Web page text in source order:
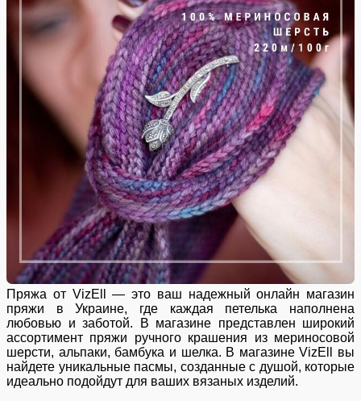
Пряжа от VizEll — это ваш надежный онлайн магазин
пряжи в Украине, где каждая петелька наполнена
любовью и заботой. В магазине представлен широкий
ассортимент пряжи ручного крашения из мериносовой
шерсти, альпаки, бамбука и шелка. В магазине VizEll вы
найдете уникальные пасмы, созданные с душой, которые
идеально подойдут для ваших вязаных изделий.